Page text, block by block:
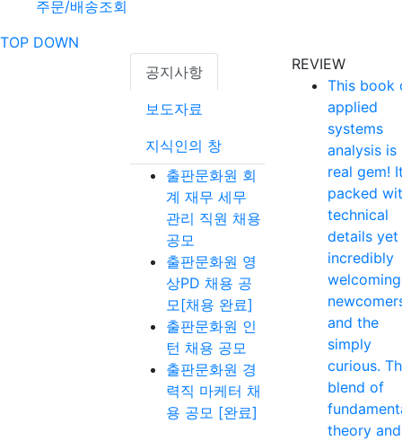
주문/배송조회
TOP DOWN
공지사항
보도자료
지식인의 창
출판문화원 회
계 재무 세무
관리 직원 채용
공모
출판문화원 영
상PD 채용 공
모[채용 완료]
출판문화원 인
턴 채용 공모
출판문화원 경
력직 마케터 채
용 공모 [완료]
REVIEW
This book
applied
systems
analysis is
real gem!
packed
technical
details yet
incredibly
and the
simply
curious.
blend of
theory and